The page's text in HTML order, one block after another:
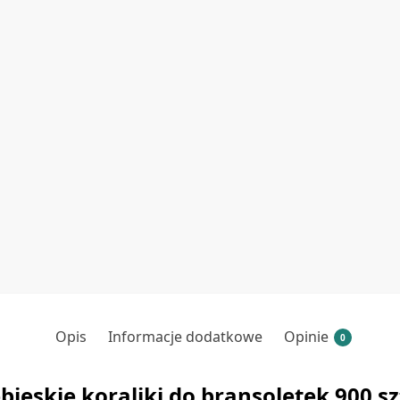
Opis Informacje dodatkowe Opinie 0